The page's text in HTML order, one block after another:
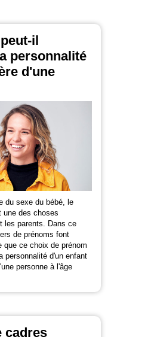
il
personnalité
d'une
du sexe du bébé, le
une des choses
les parents. Dans ce
de prénoms font
ce choix de prénom
personnalité d'un enfant
personne à l'âge
cadres